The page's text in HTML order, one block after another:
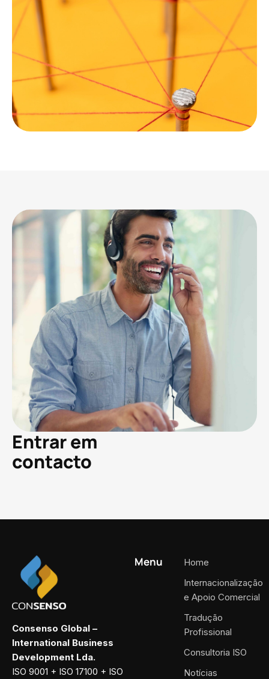
Entrar em
contacto
Consenso Global –
International Business
Development Lda.
ISO 9001 + ISO 17100 + ISO
Menu
Home
Internacionalização
e Apoio Comercial
Tradução
Profissional
Consultoria ISO
Notícias